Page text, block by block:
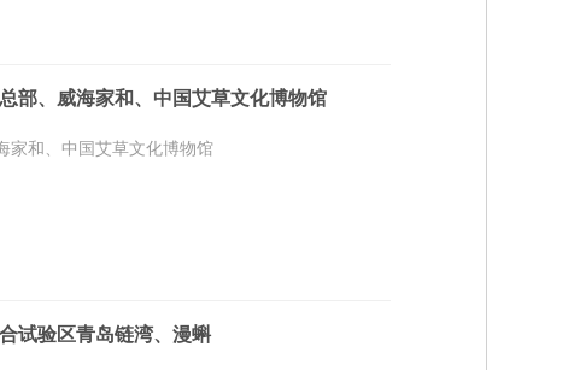
部、威海家和、中国艾草文化博物馆
家和、中国艾草文化博物馆
试验区青岛链湾、漫蝌